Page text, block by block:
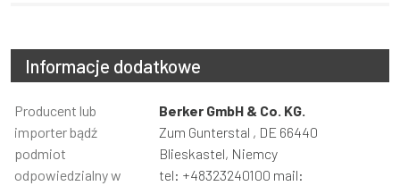
Informacje dodatkowe
Informacja
Wartość
Producent lub
importer bądź
podmiot
odpowiedzialny w
Berker GmbH & Co. KG.
Zum Gunterstal , DE 66440
Blieskastel, Niemcy
tel: +48323240100 mail: